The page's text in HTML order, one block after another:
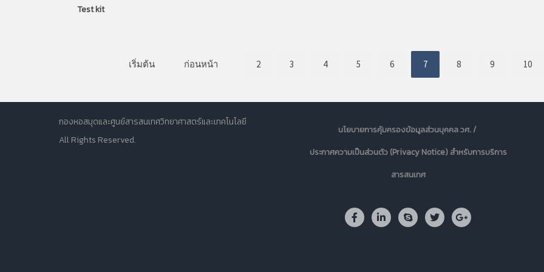
Test kit
เริ่มต้น ก่อนหน้า 2 3 4 5 6 7 8 9 10
กองหอสมุดและศูนย์สารสนเทศวิทยาศาสตร์และเทคโนโลยี
All Rights Reserved.
นโยบายการคุ้มครองข้อมูลส่วนบุคคล วศ. /
ประกาศความเป็นส่วนตัว (Privacy Notice) สำหรับการบริการ
สารสนเทศ